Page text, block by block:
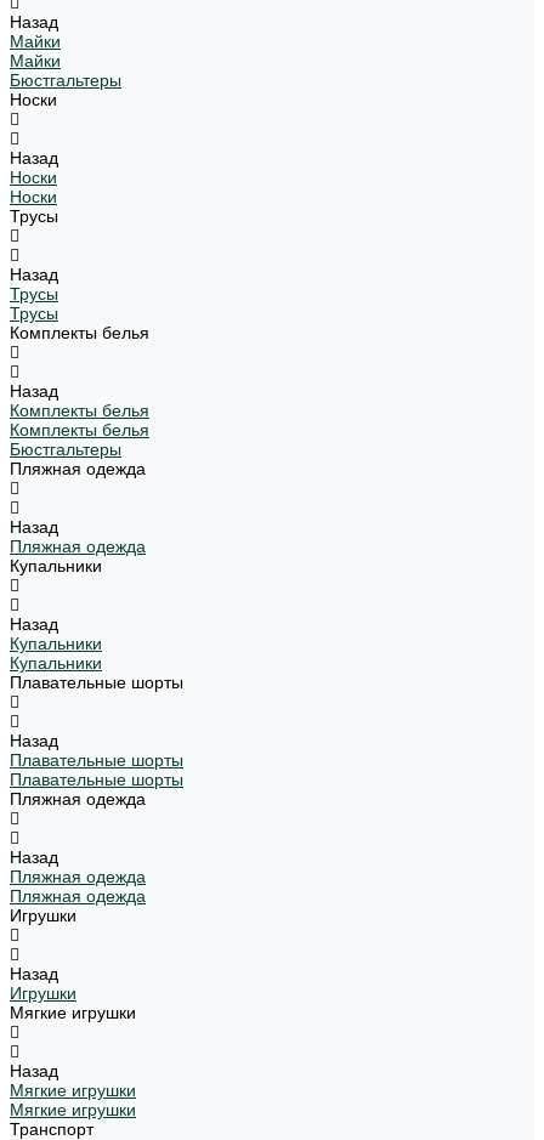
Назад
Майки
Майки
Бюстгальтеры
Носки
Назад
Носки
Носки
Трусы
Назад
Трусы
Трусы
Комплекты белья
Назад
Комплекты белья
Комплекты белья
Бюстгальтеры
Пляжная одежда
Назад
Пляжная одежда
Купальники
Назад
Купальники
Купальники
Плавательные шорты
Назад
Плавательные шорты
Плавательные шорты
Пляжная одежда
Назад
Пляжная одежда
Пляжная одежда
Игрушки
Назад
Игрушки
Мягкие игрушки
Назад
Мягкие игрушки
Мягкие игрушки
Транспорт